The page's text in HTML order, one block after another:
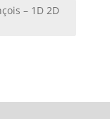
– 1D 2D